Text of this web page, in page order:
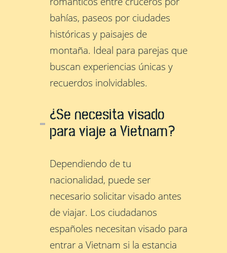
bahías, paseos por ciudades
históricas y paisajes de
montaña. Ideal para parejas que
buscan experiencias únicas y
recuerdos inolvidables.
¿Se necesita visado
para viaje a Vietnam?
Dependiendo de tu
nacionalidad, puede ser
necesario solicitar visado antes
de viajar. Los ciudadanos
españoles necesitan visado para
entrar a Vietnam si la estancia